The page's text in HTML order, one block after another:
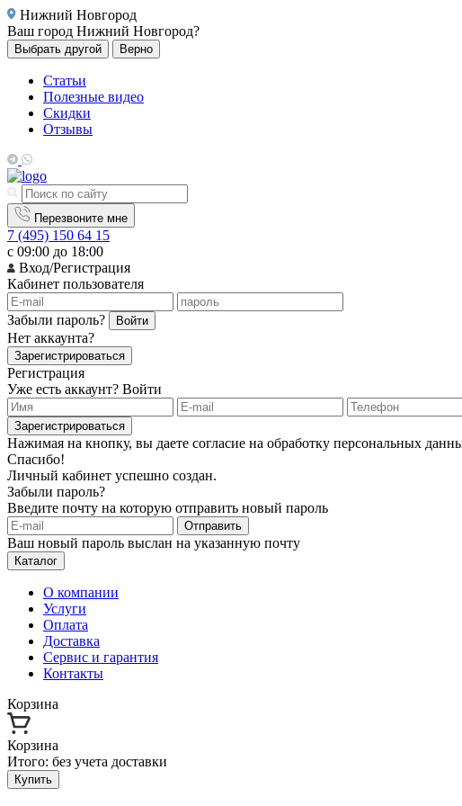
Нижний Новгород
Ваш город Нижний Новгород?
Выбрать другой Верно
Статьи
Полезные видео
Скидки
Отзывы
Перезвоните мне
7 (495) 150 64 15
с 09:00 до 18:00
Вход/Регистрация
Кабинет пользователя
Забыли пароль? Войти
Нет аккаунта?
Зарегистрироваться
Регистрация
Уже есть аккаунт? Войти
Зарегистрироваться
Нажимая на кнопку, вы даете согласие на обработку персональных
Спасибо!
Личный кабинет успешно создан.
Забыли пароль?
Введите почту на которую отправить новый пароль
Отправить
Ваш новый пароль выслан на указанную почту
Каталог
О компании
Услуги
Оплата
Доставка
Сервис и гарантия
Контакты
Корзина
Корзина
Итого: без учета доставки
Купить